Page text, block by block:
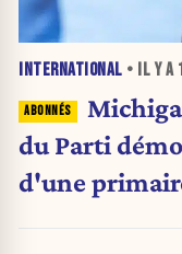
INTERNATIONAL • IL Y A
du Parti
d'une